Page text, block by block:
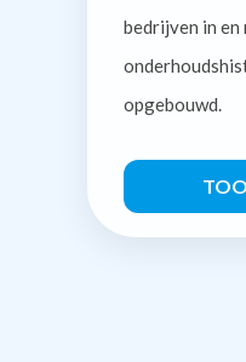
bedrijven in en
opgebouwd.